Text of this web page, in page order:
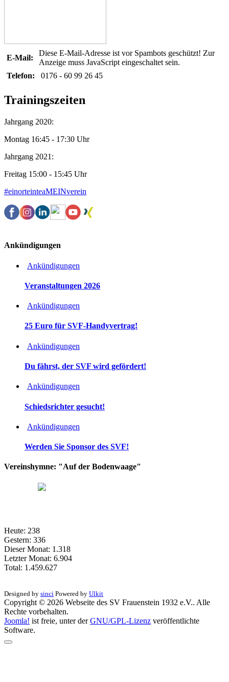
E-Mail:
Diese E-Mail-Adresse ist vor Spambots geschützt! Zur
Anzeige muss JavaScript eingeschaltet sein.
Telefon:
0176 - 60 99 26 45
Trainingszeiten
Jahrgang 2020:
Montag 16:45 - 17:30 Uhr
Jahrgang 2021:
Freitag 15:00 - 15:45 Uhr
#einorteinteaMEINverein
Ankündigungen
Ankündigungen
Veranstaltungen 2026
Ankündigungen
25 Euro für SVF-Handyvertrag!
Ankündigungen
Du fährst, der SVF wird gefördert!
Ankündigungen
Schiedsrichter gesucht!
Ankündigungen
Werden Sie Sponsor des SVF!
Vereinshymne: "Auf der Bodenwaage"
Heute: 238
Gestern: 336
Dieser Monat: 1.318
Letzter Monat: 6.904
Total: 1.459.627
Designed by sinci Powered by Ulkit
Copyright © 2026 Webseite des SV Frauenstein 1932 e.V.. Alle
Rechte vorbehalten.
Joomla! ist freie, unter derGNU/GPL-Lizenz veröffentlichte
Software.